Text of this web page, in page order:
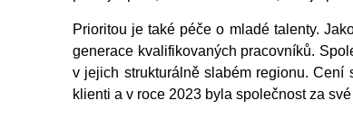
Prioritou je také péče o mladé talenty.
generace kvalifikovaných pracovníků.
v jejich strukturálně slabém regionu. Cení
klienti a v roce 2023 byla společnost za